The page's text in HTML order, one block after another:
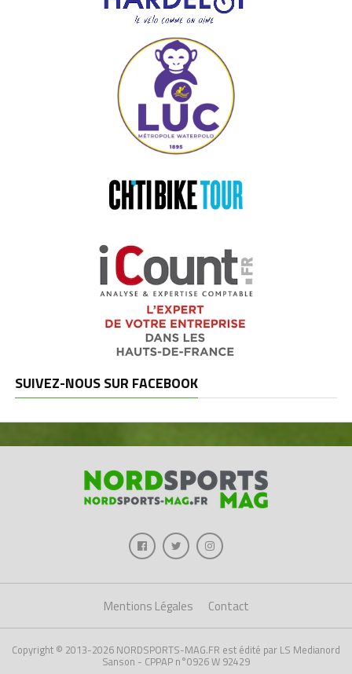
SUIVEZ-NOUS SUR FACEBOOK
Mentions Légales Contact
Copyright © 2013-2026 NORDSPORTS-MAG.FR est édité par LS Medianord
Sanson - CPPAP n°0926 W 92429